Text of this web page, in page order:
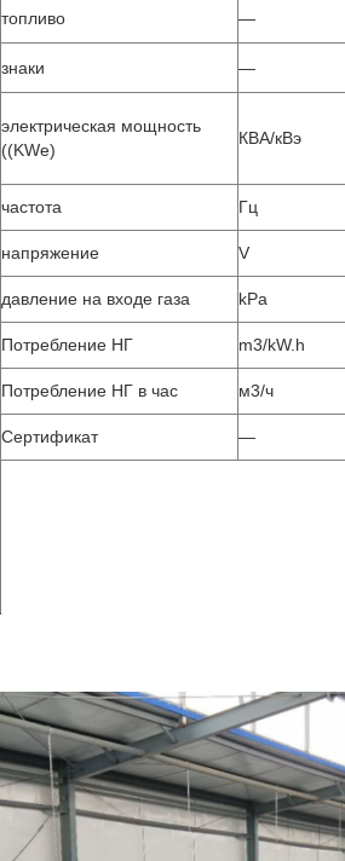
топливо —
знаки —
электрическая мощность
((KWe)
КВА/кВэ
частота Гц
напряжение V
давление на входе газа kPa
Потребление НГ m3/kW.h
Потребление НГ в час м3/ч
Сертификат —